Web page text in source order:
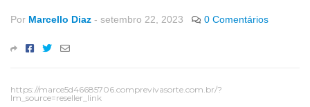
Por Marcello Diaz - setembro 22, 2023 0 Comentários
https://marce5d46685706.comprevivasorte.com.br/?
lm_source=reseller_link